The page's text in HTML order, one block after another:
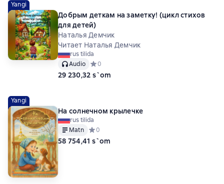
Yangi
Добрым деткам на заметку! (цикл стихов
для детей)
Наталья Демчик
Читает Наталья Демчик
rus tilida
Audio
Средний рейтинг 0 на основе 0 оценок
0
29 230,32 s`om
Yangi
На солнечном крылечке
rus tilida
Matn
Средний рейтинг 0 на основе 0 оценок
0
58 754,41 s`om